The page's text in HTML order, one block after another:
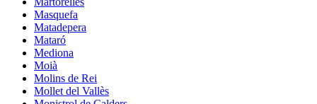
Masquefa
Matadepera
Mataró
Mediona
Moià
Molins de Rei
Mollet del Vallès